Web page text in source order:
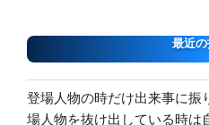
最近
登場人物の時だけ出来事に振
場人物を抜け出している時は